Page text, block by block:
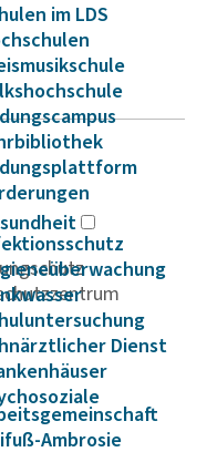
im LDS
Dienst
Ambrosie